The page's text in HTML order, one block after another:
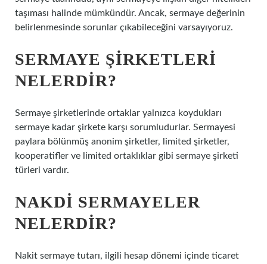
taşıması halinde mümkündür. Ancak, sermaye değerinin
belirlenmesinde sorunlar çıkabileceğini varsayıyoruz.
SERMAYE ŞIRKETLERI
NELERDIR?
Sermaye şirketlerinde ortaklar yalnızca koydukları
sermaye kadar şirkete karşı sorumludurlar. Sermayesi
paylara bölünmüş anonim şirketler, limited şirketler,
kooperatifler ve limited ortaklıklar gibi sermaye şirketi
türleri vardır.
NAKDI SERMAYELER
NELERDIR?
Nakit sermaye tutarı, ilgili hesap dönemi içinde ticaret